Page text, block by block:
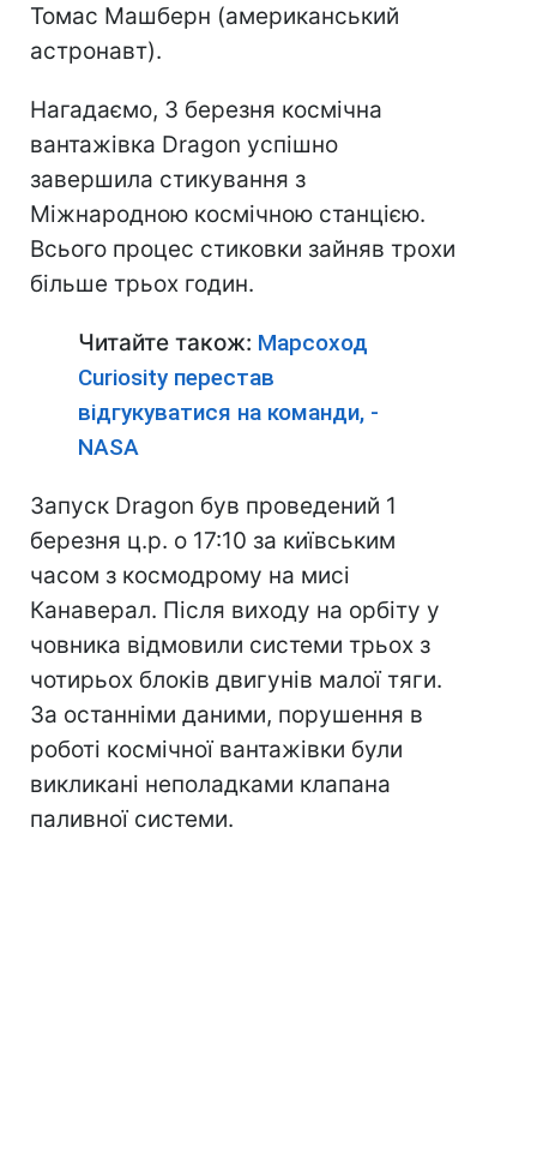
Томас Машберн (американський
астронавт).
Нагадаємо, 3 березня космічна
вантажівка Dragon успішно
завершила стикування з
Міжнародною космічною станцією.
Всього процес стиковки зайняв трохи
більше трьох годин.
Читайте також: Марсоход
Curiosity перестав
відгукуватися на команди, -
NASA
Запуск Dragon був проведений 1
березня ц.р. о 17:10 за київським
часом з космодрому на мисі
Канаверал. Після виходу на орбіту у
човника відмовили системи трьох з
чотирьох блоків двигунів малої тяги.
За останніми даними, порушення в
роботі космічної вантажівки були
викликані неполадками клапана
паливної системи.